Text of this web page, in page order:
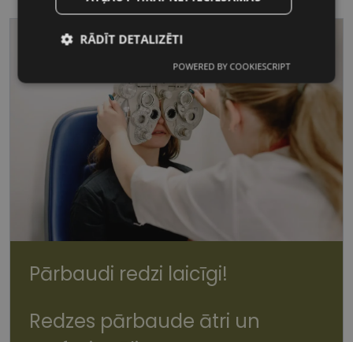
Pārbaudi redzi laicīgi!
Redzes pārbaude ātri un
RĀDĪT DETALIZĒTI
sīkdatnes
Statistikas
sīkdatnes
Mārketinga
sīkdatnes
Funkcionālās
sīkdatnes
Nepieciešamās sīkdatnes
Statistikas sīkdatnes
Šīs sīkdatnes nepieciešamas, lai Jūs varētu apmeklēt
un pārlūkot tīmekļa vietnes saturu un izmantot tās
POWERED BY COOKIESCRIPT